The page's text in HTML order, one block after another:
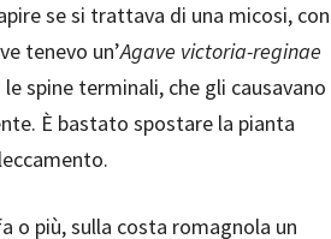
se si trattava di una micosi, con
tenevo un’Agave victoria-reginae
spine terminali, che gli causavano
È bastato spostare la pianta
o più, sulla costa romagnola un